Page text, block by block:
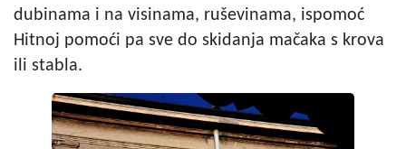
dubinama i na visinama, ruševinama, ispomoć
Hitnoj pomoći pa sve do skidanja mačaka s krova
ili stabla.